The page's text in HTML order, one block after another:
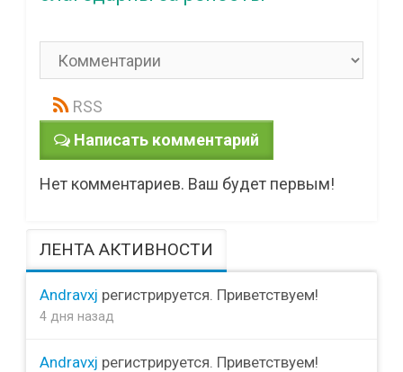
RSS
Написать комментарий
Нет комментариев. Ваш будет первым!
ЛЕНТА АКТИВНОСТИ
Andravxj регистрируется. Приветствуем!
4 дня назад
Andravxj регистрируется. Приветствуем!